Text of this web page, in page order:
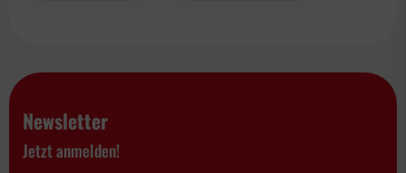
Newsletter
Jetzt anmelden!